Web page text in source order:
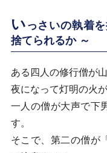
い っさいの執着
捨てられるか ～
ある四人の修行僧が
夜になって灯明の火
一人の僧が大声で下
す。
そこで、第二の僧が